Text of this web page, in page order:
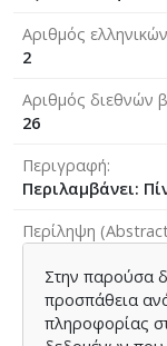
Αριθμός
2
Αριθμός διεθνών
26
Περιγραφή
Περιλαμβάνει:
Περίληψη
Στην παρούσα
προσπάθεια
πληροφορίας